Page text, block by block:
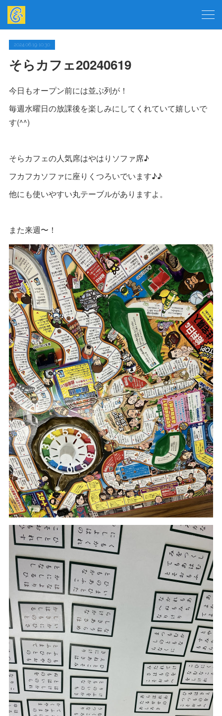
2024.06.19 10:30
そらカフェ20240619
今日もオープン前には並ぶ列が！
毎週水曜日の放課後を楽しみにしてくれていて嬉しいで
す(^^)
そらカフェの人気席はやはりソファ席♪
フカフカソファに座りくつろいでいます♪♪
他にも使いやすい丸テーブルがありますよ。
また来週〜！